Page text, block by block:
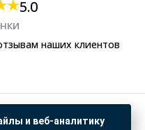
5.0
наших клиентов
данных
Яндекс Метрика
и веб-аналитику